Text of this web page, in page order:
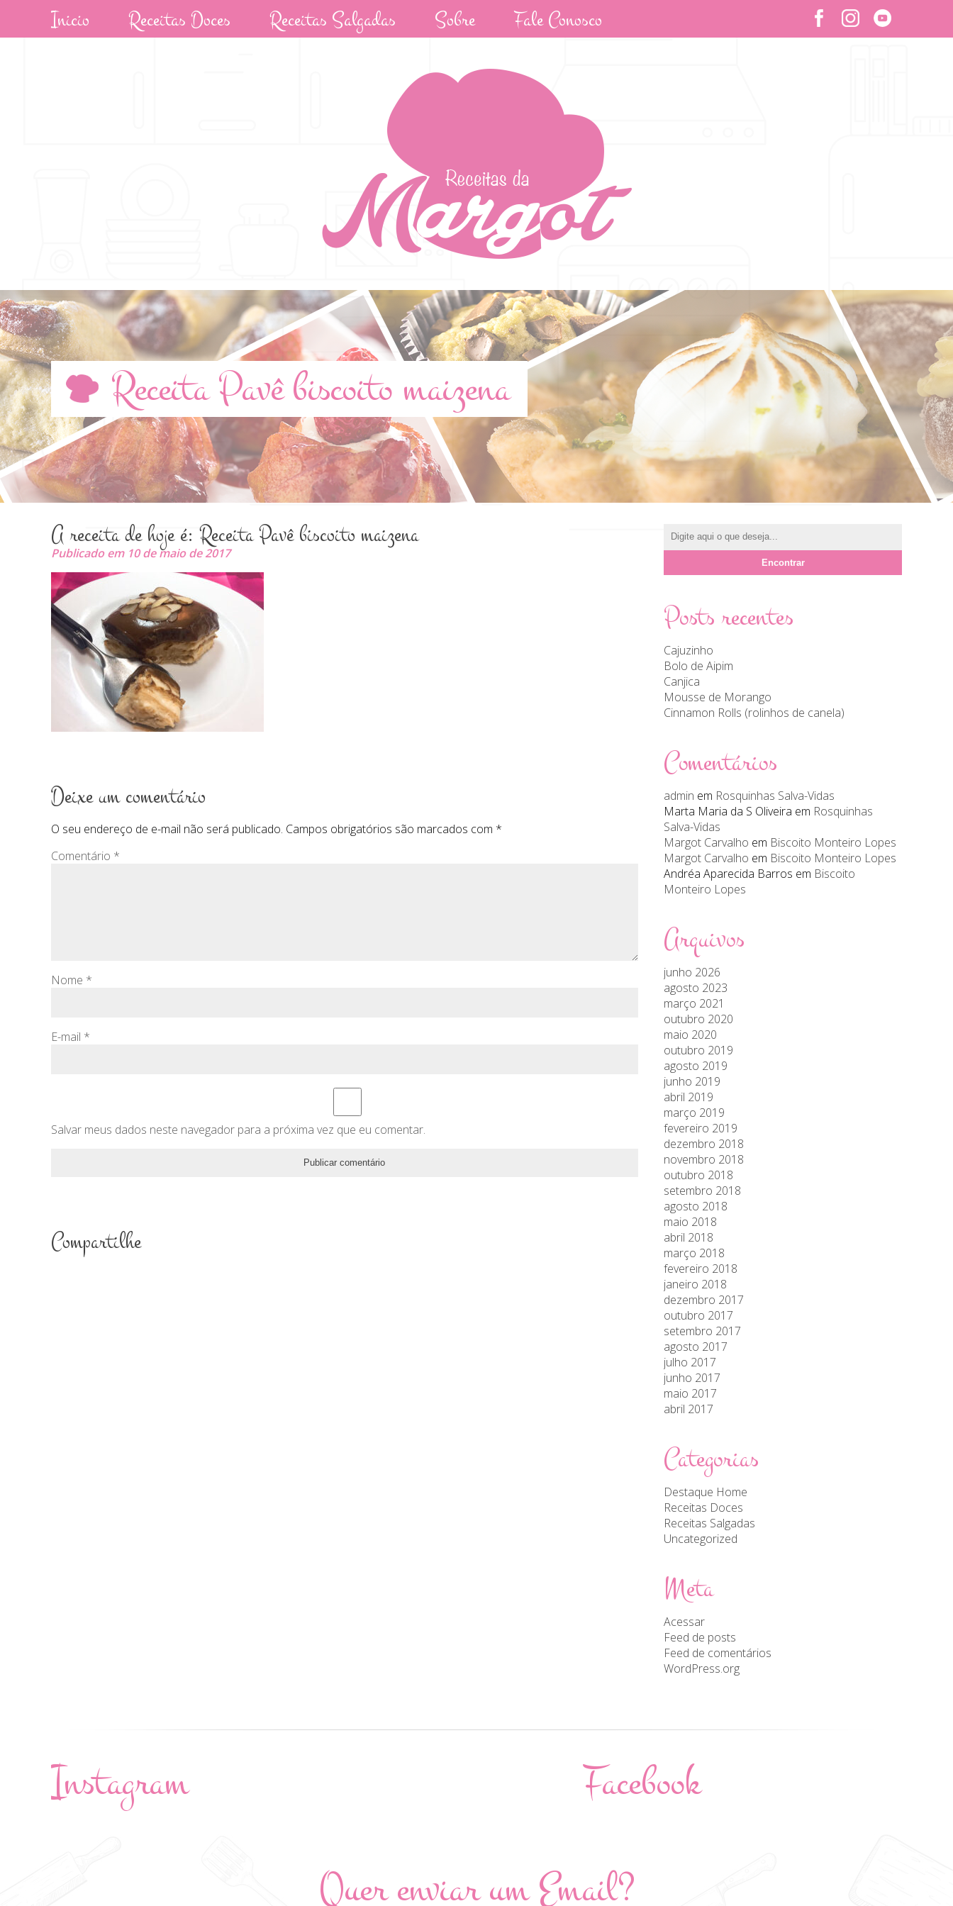
Inicio Receitas Doces Receitas Salgadas Sobre Fale Conosco
Receita Pavê biscoito maizena
A receita de hoje é: Receita Pavê biscoito maizena
Publicado em 10 de maio de 2017
Deixe um comentário
O seu endereço de e-mail não será publicado. Campos obrigatórios são marcados com *
Comentário *
Nome *
E-mail *
Salvar meus dados neste navegador para a próxima vez que eu comentar.
Compartilhe
Posts recentes
Cajuzinho
Bolo de Aipim
Canjica
Mousse de Morango
Cinnamon Rolls (rolinhos de canela)
Comentários
admin em Rosquinhas Salva-Vidas
Marta Maria da S Oliveira em Rosquinhas
Salva-Vidas
Margot Carvalho em Biscoito Monteiro Lopes
Margot Carvalho em Biscoito Monteiro Lopes
Andréa Aparecida Barros em Biscoito
Monteiro Lopes
Arquivos
junho 2026
agosto 2023
março 2021
outubro 2020
maio 2020
outubro 2019
agosto 2019
junho 2019
abril 2019
março 2019
fevereiro 2019
dezembro 2018
novembro 2018
outubro 2018
setembro 2018
agosto 2018
maio 2018
abril 2018
março 2018
fevereiro 2018
janeiro 2018
dezembro 2017
outubro 2017
setembro 2017
agosto 2017
julho 2017
junho 2017
maio 2017
abril 2017
Categorias
Destaque Home
Receitas Doces
Receitas Salgadas
Uncategorized
Meta
Acessar
Feed de posts
Feed de comentários
WordPress.org
Instagram
Facebook
Quer enviar um Email?